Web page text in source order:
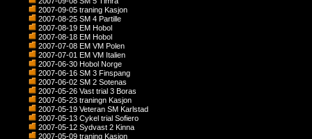
2007-09-05 traning Kasjon
2007-08-25 SM 4 Partille
2007-08-19 EM Hobol
2007-08-18 EM Hobol
2007-07-08 EM VM Polen
2007-07-01 EM VM Italien
2007-06-30 Hobol Norge
2007-06-16 SM 3 Finspang
2007-06-02 SM 2 Sotenas
2007-05-26 Vast trial 3 Boras
2007-05-23 traningn Kasjon
2007-05-19 Veteran SM Karlstad
2007-05-13 Cykel trial Sofiero
2007-05-12 Sydvast 2 Kinna
2007-05-09 traning Kasjon